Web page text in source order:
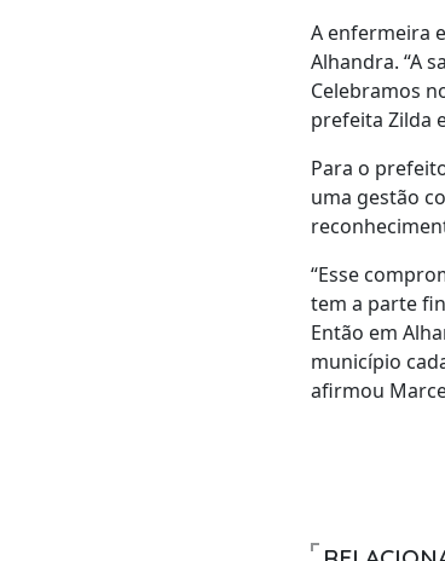
A enfermeira
Alhandra. “A
Celebramos
prefeita Zilda
Para o
uma gestão
“Esse
tem a parte
Então em
município
afirmou